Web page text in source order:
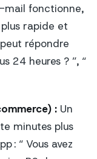
mail fonctionne,
rapide et
répondre
24 heures ? ”, “
: Un
minutes plus
: “ Vous avez